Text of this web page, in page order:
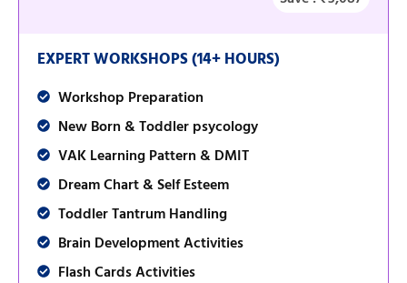
EXPERT WORKSHOPS (14+ HOURS)
Workshop Preparation
New Born & Toddler psycology
VAK Learning Pattern & DMIT
Dream Chart & Self Esteem
Toddler Tantrum Handling
Brain Development Activities
Flash Cards Activities